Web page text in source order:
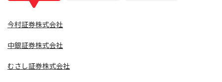
今村証券株式会社
中銀証券株式会社
むさし証券株式会社